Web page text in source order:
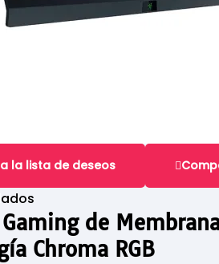
la lista de deseos
de
Chroma RGB